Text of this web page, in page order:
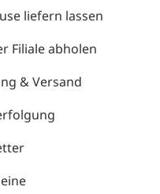
liefern lassen
Filiale abholen
& Versand